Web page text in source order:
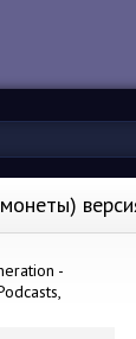
-